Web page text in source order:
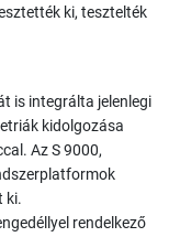
ki, tesztelték
is integrálta jelenlegi
kidolgozása
Az S 9000,
ki.
rendelkező